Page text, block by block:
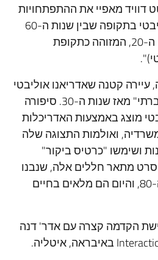
דוויד מאפיי את ההתפתחויות
והחידושים בחברת אוליבטי בתקופה שבין שנות ה-60
לשנות ה- 90 של המאה ה-20, המזוהה כתקופת
קטנה שאדריאנו אוליבטי
הפך אותה ל"פרויקט חברתי" מאז שנות ה-30. סיפורה
מוצג באמצעות האדריכלות
ואולמות התצוגה שלה
ושימשו "כרטיס ביקור"
מתאר חללים אלה, שנבנו
בין שנות ה-60 לשנות ה-80, והיום הם מלאים בחיים
הקדמה קצרה עם אדר' דנה